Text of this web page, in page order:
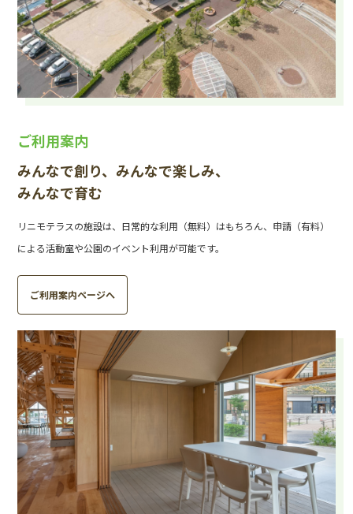
ご利用案内
みんなで創り、みんなで楽しみ、
みんなで育む
リニモテラスの施設は、日常的な利用（無料）はもちろん、申請（有料）
による活動室や公園のイベント利用が可能です。
ご利用案内ページへ